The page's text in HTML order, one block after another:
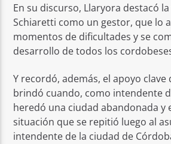
En su discurso, Llaryora destacó
Schiaretti como un gestor, que lo
momentos de dificultades y se
desarrollo de todos los
Y recordó, además, el apoyo
brindó cuando, como intendente
heredó una ciudad abandonada y
situación que se repitió luego al
intendente de la ciudad de